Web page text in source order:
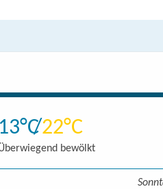
13 22
bewölkt